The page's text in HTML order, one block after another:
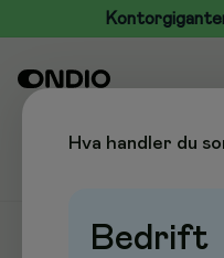
Hva handler du
Bedrift